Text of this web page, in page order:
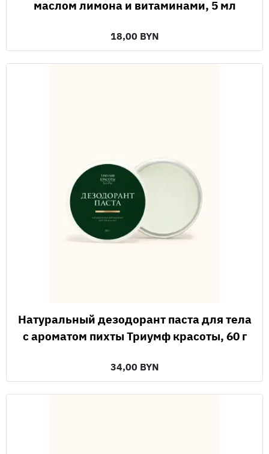
маслом лимона и витаминами, 5 мл
18,00 BYN
Натуральный дезодорант паста для тела
с ароматом пихты Триумф красоты, 60 г
34,00 BYN